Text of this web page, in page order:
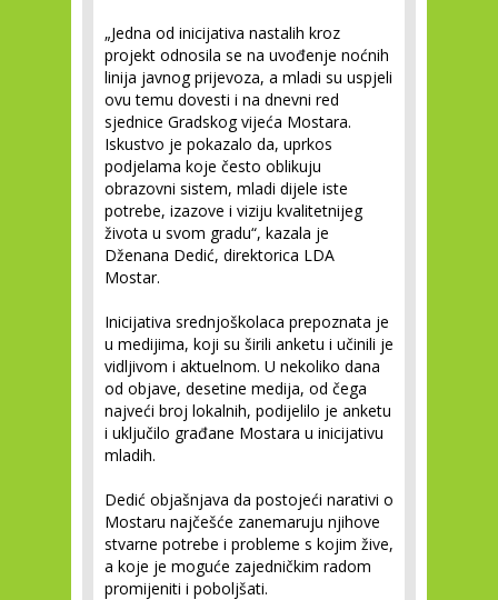
„Jedna od inicijativa nastalih kroz
projekt odnosila se na uvođenje noćnih
linija javnog prijevoza, a mladi su uspjeli
ovu temu dovesti i na dnevni red
sjednice Gradskog vijeća Mostara.
Iskustvo je pokazalo da, uprkos
podjelama koje često oblikuju
obrazovni sistem, mladi dijele iste
potrebe, izazove i viziju kvalitetnijeg
života u svom gradu“, kazala je
Dženana Dedić, direktorica LDA
Mostar.
Inicijativa srednjoškolaca prepoznata je
u medijima, koji su širili anketu i učinili je
vidljivom i aktuelnom. U nekoliko dana
od objave, desetine medija, od čega
najveći broj lokalnih, podijelilo je anketu
i uključilo građane Mostara u inicijativu
mladih.
Dedić objašnjava da postojeći narativi o
Mostaru najčešće zanemaruju njihove
stvarne potrebe i probleme s kojim žive,
a koje je moguće zajedničkim radom
promijeniti i poboljšati.